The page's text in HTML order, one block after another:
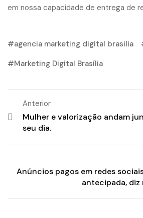
em nossa capacidade de entrega de
agencia marketing digital brasilia
Marketing Digital Brasília
Anterior
Mulher e valorização andam
seu dia.
Anúncios pagos em redes
antecipada, diz